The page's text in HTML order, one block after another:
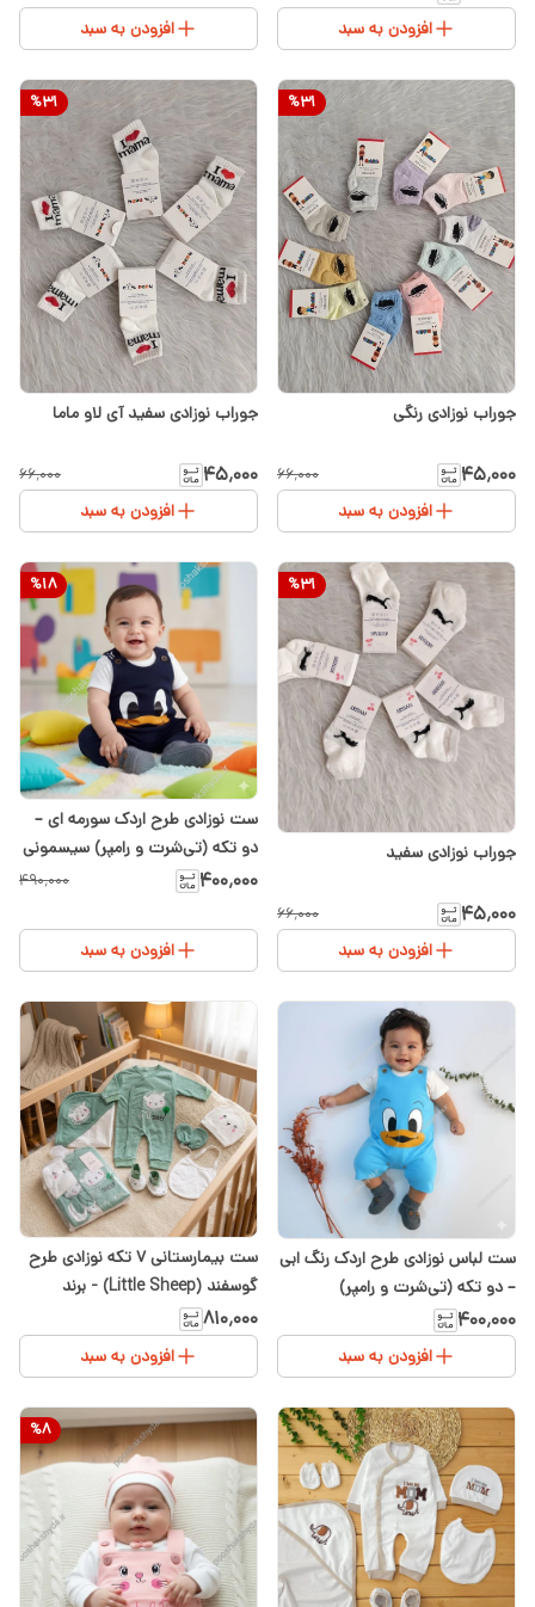
افزودن به سبد افزودن به سبد
%31
جوراب نوزادی رنگی
۴۵٬۰۰۰ ۶۶٬۰۰۰
افزودن به سبد
%31
جوراب نوزادی سفید آی لاو ماما
۴۵٬۰۰۰ ۶۶٬۰۰۰
افزودن به سبد
%31
جوراب نوزادی سفید
۴۵٬۰۰۰ ۶۶٬۰۰۰
افزودن به سبد
%18
ست نوزادی طرح اردک سورمه ای –
دو تکه (تی‌شرت و رامپر) سیسمونی
شیدا
۴۰۰٬۰۰۰ ۴۹۰٬۰۰۰
افزودن به سبد
ست لباس نوزادی طرح اردک رنگ ابی
– دو تکه (تی‌شرت و رامپر)
سیسمونی نوزادی شیدا
۴۰۰٬۰۰۰
افزودن به سبد
ست بیمارستانی ۷ تکه نوزادی طرح
گوسفند (Little Sheep) - برند
Youna
۸۱۰٬۰۰۰
افزودن به سبد
%8